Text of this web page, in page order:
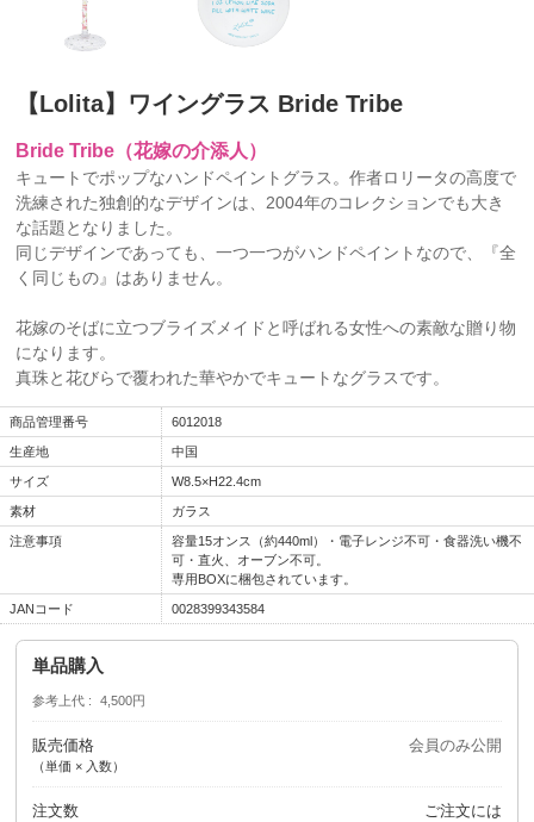
【Lolita】ワイングラス Bride Tribe
Bride Tribe（花嫁の介添人）
キュートでポップなハンドペイントグラス。作者ロリータの高度で
洗練された独創的なデザインは、2004年のコレクションでも大き
な話題となりました。
同じデザインであっても、一つ一つがハンドペイントなので、『全
く同じもの』はありません。
花嫁のそばに立つブライズメイドと呼ばれる女性への素敵な贈り物
になります。
真珠と花びらで覆われた華やかでキュートなグラスです。
商品管理番号 6012018
生産地 中国
サイズ W8.5×H22.4cm
素材 ガラス
注意事項
容量15オンス（約440ml）・電子レンジ不可・食器洗い機不
可・直火、オーブン不可。
専用BOXに梱包されています。
JANコード 0028399343584
単品購入
参考上代 4,500円
販売価格
（単価 × 入数）
会員のみ公開
注文数
ご注文には